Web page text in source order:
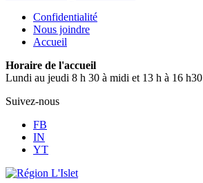
Confidentialité
Nous joindre
Accueil
Horaire de l'accueil
Lundi au jeudi 8 h 30 à midi et 13 h à 16 h30
Suivez-nous
FB
IN
YT